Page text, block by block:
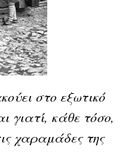
στο εξωτικό
γιατί, κάθε τόσο,
χαραμάδες της